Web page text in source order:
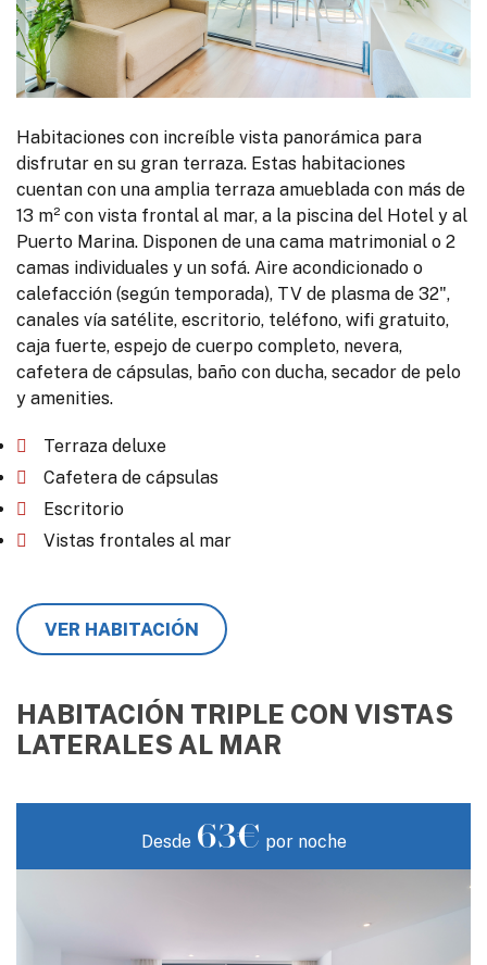
Habitaciones con increíble vista panorámica para
disfrutar en su gran terraza. Estas habitaciones
cuentan con una amplia terraza amueblada con más de
13 m² con vista frontal al mar, a la piscina del Hotel y al
Puerto Marina. Disponen de una cama matrimonial o 2
camas individuales y un sofá. Aire acondicionado o
calefacción (según temporada), TV de plasma de 32",
canales vía satélite, escritorio, teléfono, wifi gratuito,
caja fuerte, espejo de cuerpo completo, nevera,
cafetera de cápsulas, baño con ducha, secador de pelo
y amenities.
Terraza deluxe
Cafetera de cápsulas
Escritorio
Vistas frontales al mar
VER HABITACIÓN
HABITACIÓN TRIPLE CON VISTAS
LATERALES AL MAR
Desde 63€ por noche